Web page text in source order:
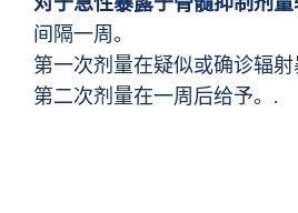
间隔一周。
第一次剂量在疑似或确诊辐射
第二次剂量在一周后给予。.